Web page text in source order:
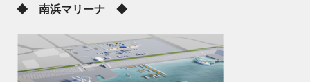
◆ 南浜マリーナ ◆